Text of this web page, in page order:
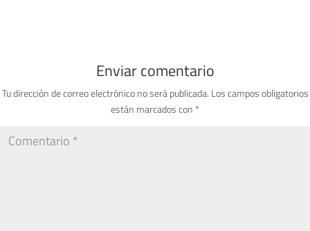
Enviar comentario
Tu dirección de correo electrónico no será publicada. Los campos obligatorios
están marcados con *